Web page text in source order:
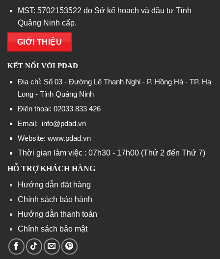
MST: 5702153522 do Sở kế hoạch và đầu tư Tỉnh
Quảng Ninh cấp.
GIỚI THIỆU
KẾT NỐI VỚI PDAD
Địa chỉ: Số 03 - Đường Lê Thanh Nghị - P. Hồng Hà - TP. Hạ
Long - Tỉnh Quảng Ninh
Điện thoại: 02033 833 426
Email: info@pdad.vn
Website: www.pdad.vn
Thời gian làm việc : 07h30 - 17h00 (Thứ 2 đến Thứ 7)
HỖ TRỢ KHÁCH HÀNG
Hướng dẫn đặt hàng
Chính sách bảo hành
Hướng dẫn thanh toán
Chính sách bảo mật